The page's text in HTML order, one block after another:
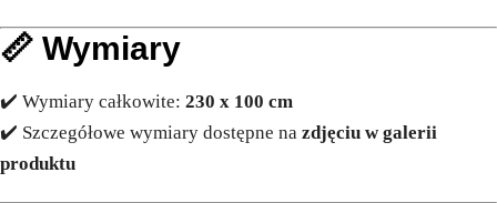
📏 Wymiary
✔️ Wymiary całkowite: 230 x 100 cm
✔️ Szczegółowe wymiary dostępne na zdjęciu w galerii
produktu